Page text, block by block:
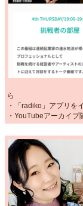
ら
・「radiko」アプリを
・YouTubeアーカイブ